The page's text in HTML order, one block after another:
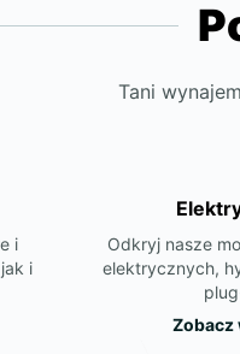
Tani
i
i
Odkryj nasze
elektrycznych,
Zobacz